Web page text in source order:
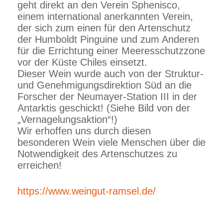
geht direkt an den Verein Sphenisco,
einem international anerkannten Verein,
der sich zum einen für den Artenschutz
der Humboldt Pinguine und zum Anderen
für die Errichtung einer Meeresschutzzone
vor der Küste Chiles einsetzt.
Dieser Wein wurde auch von der Struktur-
und Genehmigungsdirektion Süd an die
Forscher der Neumayer-Station III in der
Antarktis geschickt! (Siehe Bild von der
„Vernagelungsaktion“!)
Wir erhoffen uns durch diesen
besonderen Wein viele Menschen über die
Notwendigkeit des Artenschutzes zu
erreichen!
https://www.weingut-ramsel.de/